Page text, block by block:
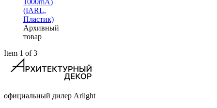
(IARL,
Пластик)
Архивный
товар
Item 1 of 3
официальный дилер Arlight